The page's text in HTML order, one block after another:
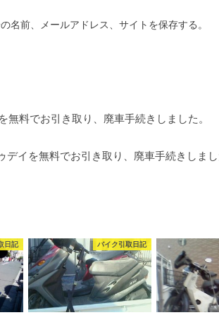
名前、メールアドレス、サイトを保存する。
無料でお引き取り、廃車手続きしました。
デイを無料でお引き取り、廃車手続きしまし
日記 バイク引取日記